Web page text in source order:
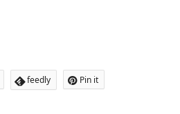
feedly Pin it